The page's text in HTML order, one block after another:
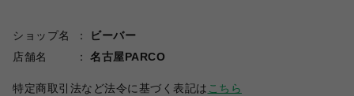
ショップ名
ビーバー
店舗名
名古屋PARCO
特定商取引法など法令に基づく表記は こちら